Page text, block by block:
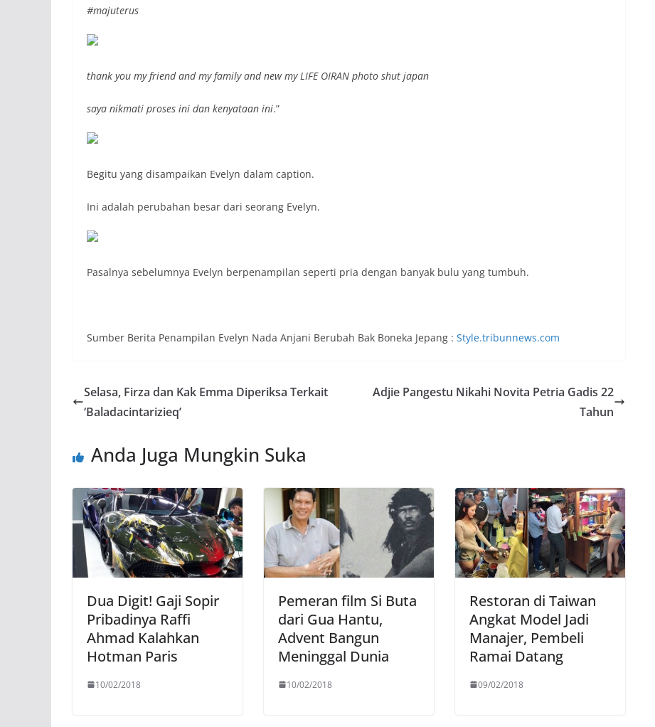
#majuterus
thank you my friend and my family and new my LIFE OIRAN photo shut japan
saya nikmati proses ini dan kenyataan ini.”
Begitu yang disampaikan Evelyn dalam caption.
Ini adalah perubahan besar dari seorang Evelyn.
Pasalnya sebelumnya Evelyn berpenampilan seperti pria dengan banyak bulu yang tumbuh.
Sumber Berita Penampilan Evelyn Nada Anjani Berubah Bak Boneka Jepang : Style.tribunnews.com
Selasa, Firza dan Kak Emma Diperiksa Terkait
‘Baladacintarizieq’
Adjie Pangestu Nikahi Novita Petria Gadis 22
Tahun
Anda Juga Mungkin Suka
Dua Digit! Gaji Sopir
Pribadinya Raffi
Ahmad Kalahkan
Hotman Paris
10/02/2018
Pemeran film Si Buta
dari Gua Hantu,
Advent Bangun
Meninggal Dunia
10/02/2018
Restoran di Taiwan
Angkat Model Jadi
Manajer, Pembeli
Ramai Datang
09/02/2018